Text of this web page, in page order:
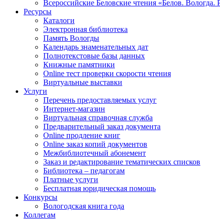
Всероссийские Беловские чтения «Белов. Вологда.
Ресурсы
Каталоги
Электронная библиотека
Память Вологды
Календарь знаменательных дат
Полнотекстовые базы данных
Книжные памятники
Online тест проверки скорости чтения
Виртуальные выставки
Услуги
Перечень предоставляемых услуг
Интернет-магазин
Виртуальная справочная служба
Предварительный заказ документа
Online продление книг
Online заказ копий документов
Межбиблиотечный абонемент
Заказ и редактирование тематических списков
Библиотека – педагогам
Платные услуги
Бесплатная юридическая помощь
Конкурсы
Вологодская книга года
Коллегам